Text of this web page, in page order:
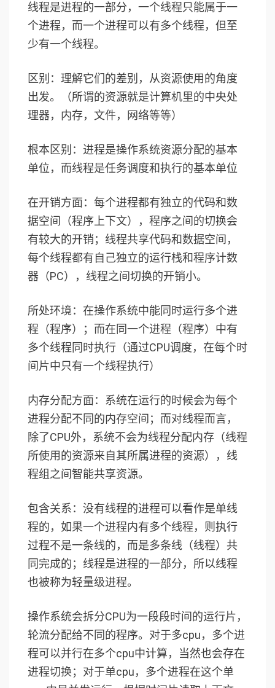
线程是进程的一部分，一个线程只能属于一
个进程，而一个进程可以有多个线程，但至
少有一个线程。
区别：理解它们的差别，从资源使用的角度
出发。（所谓的资源就是计算机里的中央处
理器，内存，文件，网络等等）
根本区别：进程是操作系统资源分配的基本
单位，而线程是任务调度和执行的基本单位
在开销方面：每个进程都有独立的代码和数
据空间（程序上下文），程序之间的切换会
有较大的开销；线程共享代码和数据空间，
每个线程都有自己独立的运行栈和程序计数
器（PC），线程之间切换的开销小。
所处环境：在操作系统中能同时运行多个进
程（程序）；而在同一个进程（程序）中有
多个线程同时执行（通过CPU调度，在每个时
间片中只有一个线程执行）
内存分配方面：系统在运行的时候会为每个
进程分配不同的内存空间；而对线程而言，
除了CPU外，系统不会为线程分配内存（线程
所使用的资源来自其所属进程的资源），线
程组之间智能共享资源。
包含关系：没有线程的进程可以看作是单线
程的，如果一个进程内有多个线程，则执行
过程不是一条线的，而是多条线（线程）共
同完成的；线程是进程的一部分，所以线程
也被称为轻量级进程。
操作系统会拆分CPU为一段段时间的运行片，
轮流分配给不同的程序。对于多cpu，多个进
程可以并行在多个cpu中计算，当然也会存在
进程切换；对于单cpu，多个进程在这个单